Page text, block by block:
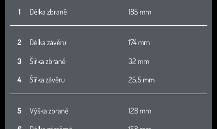
1 Délka zbraně 185 mm
2 Délka závěru
174 mm
3
Šířka zbraně
32 mm
4
Šířka závěru 25,5 mm
5 Výška zbraně
128 mm